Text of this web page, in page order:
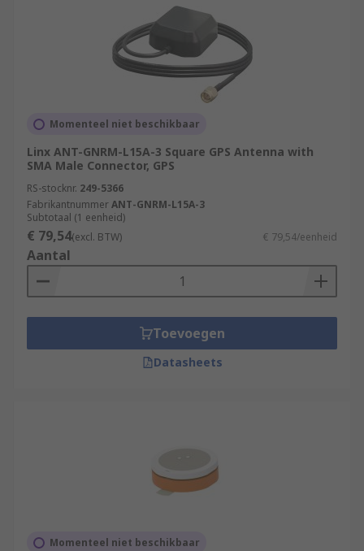
Momenteel niet beschikbaar
Linx ANT-GNRM-L15A-3 Square GPS Antenna with
SMA Male Connector, GPS
RS-stocknr. 249-5366
FabrikantnummerANT-GNRM-L15A-3
Subtotaal (1 eenheid)
€ 79,54(excl. BTW) € 79,54/eenheid
Aantal
Toevoegen
Datasheets
Momenteel niet beschikbaar